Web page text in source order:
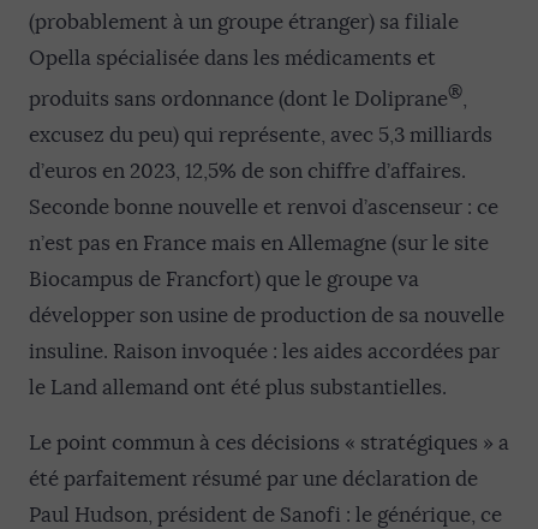
(probablement à un groupe étranger) sa filiale
Opella spécialisée dans les médicaments et
produits sans ordonnance (dont le Doliprane®,
excusez du peu) qui représente, avec 5,3 milliards
d’euros en 2023, 12,5% de son chiffre d’affaires.
Seconde bonne nouvelle et renvoi d’ascenseur : ce
n’est pas en France mais en Allemagne (sur le site
Biocampus de Francfort) que le groupe va
développer son usine de production de sa nouvelle
insuline. Raison invoquée : les aides accordées par
le Land allemand ont été plus substantielles.
Le point commun à ces décisions « stratégiques » a
été parfaitement résumé par une déclaration de
Paul Hudson, président de Sanofi : le générique, ce